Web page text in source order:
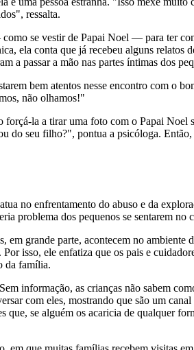
ressalta.
se vestir de Papai Noel — para ter
ela conta que já recebeu alguns relatos
a passar a mão nas partes íntimas dos
bem atentos nesse encontro com
não olhamos!"
la a tirar uma foto com o Papai
do seu filho?", pontua a psicóloga.
no enfrentamento do abuso e da
problema dos pequenos se sentarem
em grande parte, acontecem no
isso, ele enfatiza que os pais e
da família.
informação, as crianças não sabem
com eles, mostrando que são um
se alguém os acaricia de qualquer